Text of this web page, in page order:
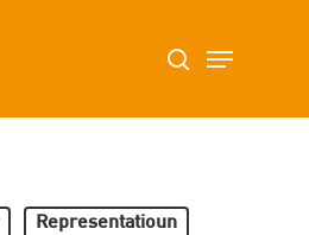
search
Representatioun